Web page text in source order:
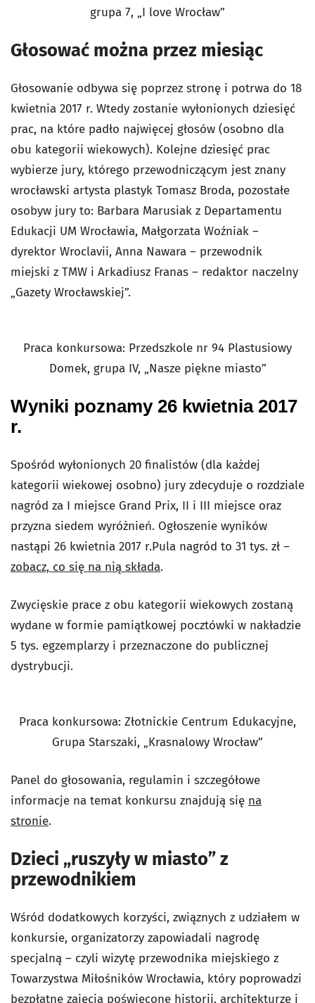
grupa 7, „I love Wrocław”
Głosować można przez miesiąc
Głosowanie odbywa się poprzez stronę i potrwa do 18
kwietnia 2017 r. Wtedy zostanie wyłonionych dziesięć
prac, na które padło najwięcej głosów (osobno dla
obu kategorii wiekowych). Kolejne dziesięć prac
wybierze jury, którego przewodniczącym jest znany
wrocławski artysta plastyk Tomasz Broda, pozostałe
osobyw jury to: Barbara Marusiak z Departamentu
Edukacji UM Wrocławia, Małgorzata Woźniak –
dyrektor Wroclavii, Anna Nawara – przewodnik
miejski z TMW i Arkadiusz Franas – redaktor naczelny
„Gazety Wrocławskiej”.
Praca konkursowa: Przedszkole nr 94 Plastusiowy
Domek, grupa IV, „Nasze piękne miasto”
Wyniki poznamy 26 kwietnia 2017
r.
Spośród wyłonionych 20 finalistów (dla każdej
kategorii wiekowej osobno) jury zdecyduje o rozdziale
nagród za I miejsce Grand Prix, II i III miejsce oraz
przyzna siedem wyróżnień. Ogłoszenie wyników
nastąpi 26 kwietnia 2017 r.Pula nagród to 31 tys. zł –
zobacz, co się na nią składa.
Zwycięskie prace z obu kategorii wiekowych zostaną
wydane w formie pamiątkowej pocztówki w nakładzie
5 tys. egzemplarzy i przeznaczone do publicznej
dystrybucji.
Praca konkursowa: Złotnickie Centrum Edukacyjne,
Grupa Starszaki, „Krasnalowy Wrocław”
Panel do głosowania, regulamin i szczegółowe
informacje na temat konkursu znajdują się na
stronie.
Dzieci „ruszyły w miasto” z
przewodnikiem
Wśród dodatkowych korzyści, związnych z udziałem w
konkursie, organizatorzy zapowiadali nagrodę
specjalną – czyli wizytę przewodnika miejskiego z
Towarzystwa Miłośników Wrocławia, który poprowadzi
bezpłatne zajęcia poświęcone historii, architekturze i